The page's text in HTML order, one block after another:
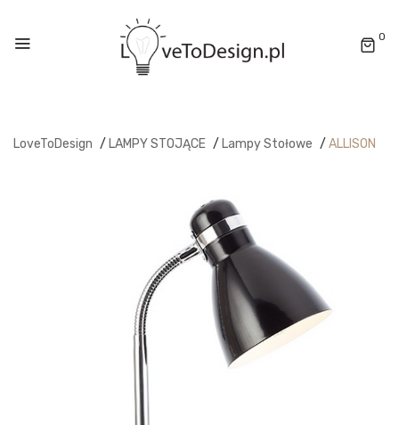
0
LoveToDesign / LAMPY STOJĄCE / Lampy Stołowe / ALLISON